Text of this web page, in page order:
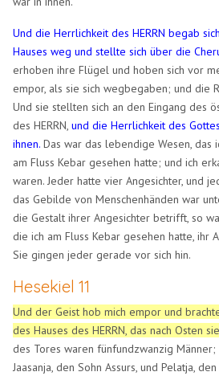
Und die Herrlichkeit des HERRN begab
Hauses weg und stellte sich über die
erhoben ihre Flügel und hoben sich vor
empor, als sie sich wegbegaben; und die
Und sie stellten sich an den Eingang des
des HERRN,und die Herrlichkeit des
ihnen. Das war das lebendige Wesen, das
am Fluss Kebar gesehen hatte; und ich
waren. Jeder hatte vier Angesichter, und
das Gebilde von Menschenhänden war
die Gestalt ihrer Angesichter betrifft, so
die ich am Fluss Kebar gesehen hatte, ihr
Sie gingen jeder gerade vor sich hin.
Hesekiel 11
Und der Geist hob mich empor und
des Hauses des HERRN, das nach Osten
des Tores waren fünfundzwanzig
Jaasanja, den Sohn Assurs, und Pelatja,